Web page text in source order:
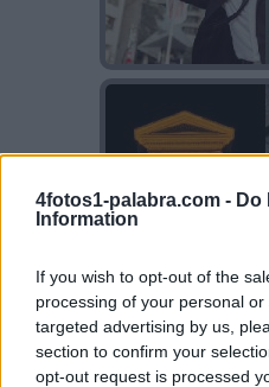
4fotos1-palabra.com - Do
Information
If you wish to opt-out of the
processing of your personal
targeted advertising by us,
section to confirm your
opt-out request is processed